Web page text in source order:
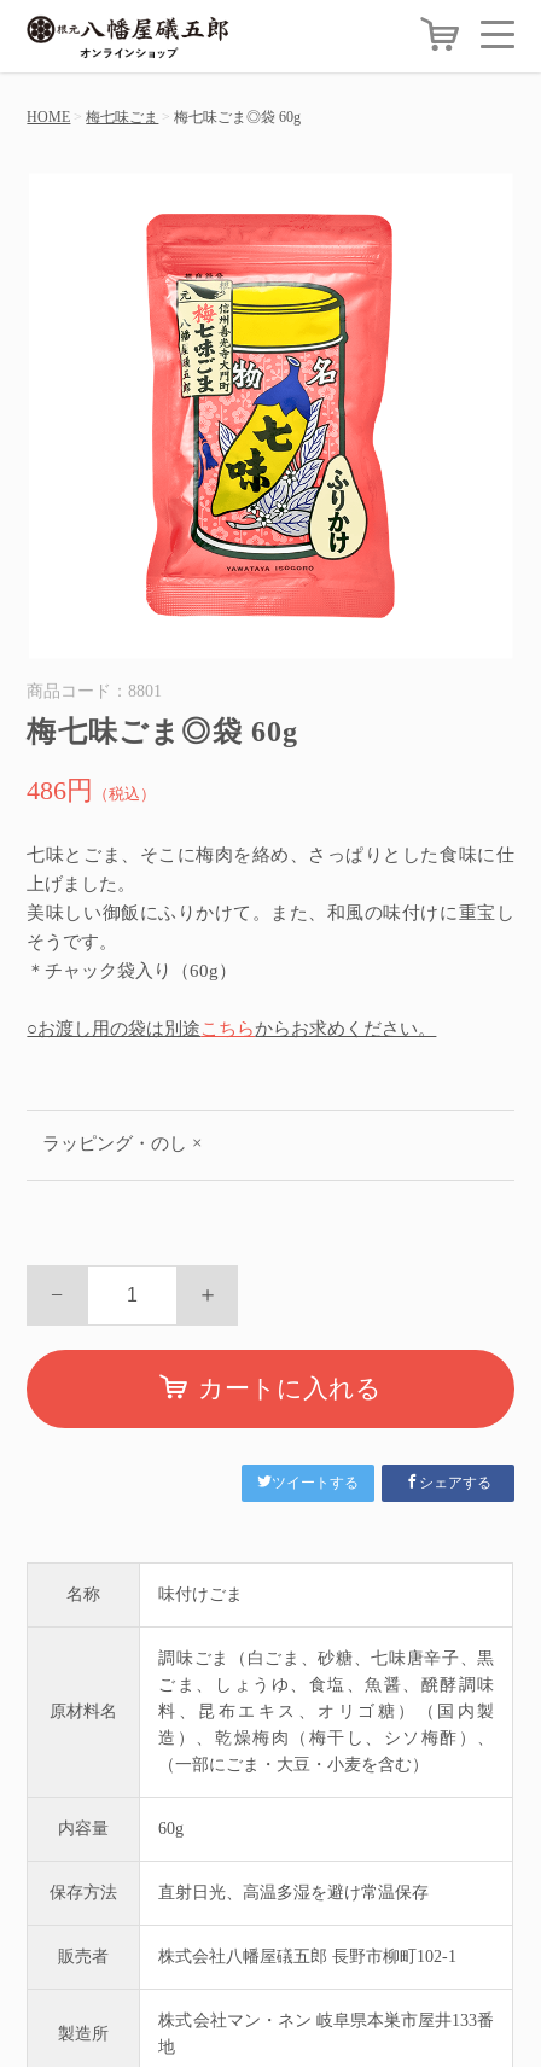
HOME 梅七味ごま 梅七味ごま◎袋 60g
商品コード：8801
梅七味ごま◎袋 60g
486円 （税込）
七味とごま、そこに梅肉を絡め、さっぱりとした食味に仕
上げました。
美味しい御飯にふりかけて。また、和風の味付けに重宝し
そうです。
＊チャック袋入り（60g）
○お渡し用の袋は別途こちらからお求めください。
ラッピング・のし ×
− ＋
カートに入れる
ツイートする シェアする
名称 味付けごま
原材料名
調味ごま（白ごま、砂糖、七味唐辛子、黒
ごま、しょうゆ、食塩、魚醤、醗酵調味
料、昆布エキス、オリゴ糖）（国内製
造）、乾燥梅肉（梅干し、シソ梅酢）、
（一部にごま・大豆・小麦を含む）
内容量 60g
保存方法 直射日光、高温多湿を避け常温保存
販売者 株式会社八幡屋礒五郎 長野市柳町102-1
製造所
株式会社マン・ネン 岐阜県本巣市屋井133番
地